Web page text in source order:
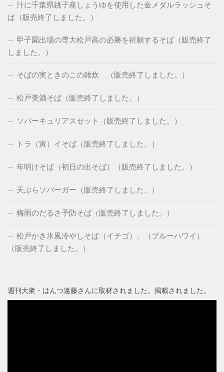
汁に千葉県銚子産しょうゆを使用した金メダルラッシュそ
ば（販売終了しました。）
甲子園出場の専大松戸高の必勝を祈願するそば（販売終了
しました。）
そばの実ときのこの雑炊 （販売終了しました。）
松戸美酒そば（販売終了しました。）
ソバーキュリアスセット（販売終了しました。）
トラ（寅）イそば（販売終了しました。）
年明けそば（初日の出そば）（販売終了しました。）
天ぷらソバーガー（販売終了しました。）
梅雨のだるさ予防そば（販売終了しました。）
松戸かき氷風冷やしそば（イチゴ）、（ブルーハワイ）
（販売終了しました。）
週刊大衆・はんつ遠藤さんに取材されました。掲載されました。